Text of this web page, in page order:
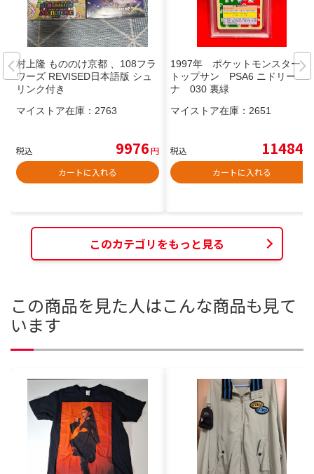
村上隆 もののけ京都 、108フラ
ワーズ REVISED日本語版 シュ
リンク付き
マイストア在庫： 2763
税込 9976円
カートに入れる
1997年 ポケットモンスター
トップサン PSA6 ニドリー
ナ 030 裏緑
マイストア在庫： 2651
税込 11484
カートに入れる
このカテゴリをもっと見る
この商品を見た人はこんな商品も見て
います